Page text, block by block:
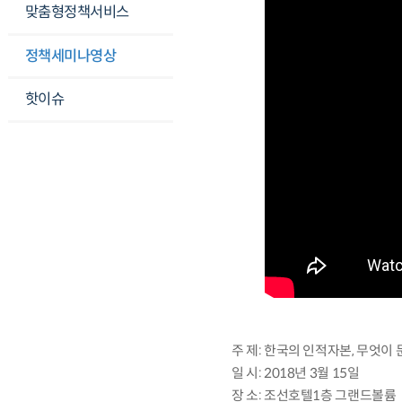
맞춤형정책서비스
정책세미나영상
핫이슈
주 제: 한국의 인적자본, 무엇이
일 시: 2018년 3월 15일
장 소: 조선호텔1층 그랜드볼륨